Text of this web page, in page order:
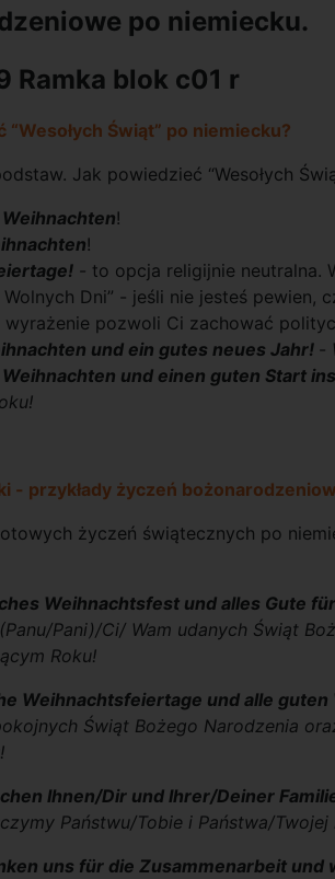
po niemiecku.
“Wesołych Świąt” po niemiecku?
Jak powiedzieć “Wesołych
!
!
- to opcja religijnie neutralna.
Wolnych Dni” - jeśli nie jesteś
pozwoli Ci zachować
und ein gutes neues Jahr! -
und einen guten Start
- przykłady życzeń
życzeń świątecznych po
Weihnachtsfest und alles Gute
Pani)/Ci/ Wam udanych Świąt
Roku!
Weihnachtsfeiertage und alle
Świąt Bożego Narodzenia
Ihnen/Dir und Ihrer/Deiner
Państwu/Tobie i Państwa/
uns für die Zusammenarbeit